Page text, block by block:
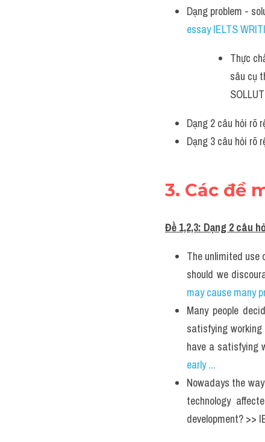
Dạng problem -
essay IELTS
Thực
sâu cụ
Dạng 2 câu hỏi rõ
Dạng 3 câu hỏi rõ
3. Các đề
Đề 1,2,3: Dạng 2 câu
The unlimited use
should we
may cause many
Many people
satisfying
have a satisfying
early ...
Nowadays the
technology
development? >>